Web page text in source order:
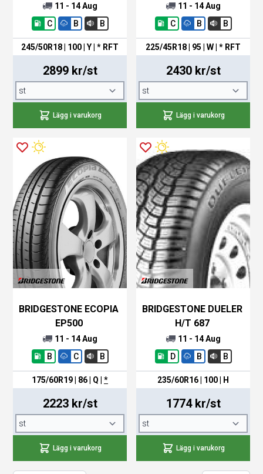
11 - 14 Aug
C
B B
245/50R18 | 100 | Y | * RFT
2899 kr/st
Lägg i varukorg
11 - 14 Aug
C
B B
225/45R18 | 95 | W | * RFT
2430 kr/st
Lägg i varukorg
BRIDGESTONE ECOPIA
EP500
11 - 14 Aug
B
C B
175/60R19 | 86 | Q *
2223 kr/st
Lägg i varukorg
BRIDGESTONE DUELER
H/T 687
11 - 14 Aug
D
B B
235/60R16 | 100 | H
1774 kr/st
Lägg i varukorg